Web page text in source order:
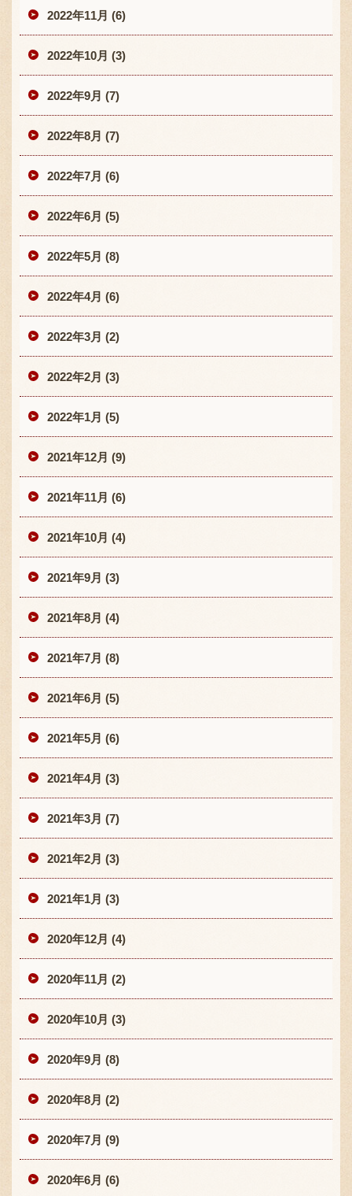
2022年11月 (6)
2022年10月 (3)
2022年9月 (7)
2022年8月 (7)
2022年7月 (6)
2022年6月 (5)
2022年5月 (8)
2022年4月 (6)
2022年3月 (2)
2022年2月 (3)
2022年1月 (5)
2021年12月 (9)
2021年11月 (6)
2021年10月 (4)
2021年9月 (3)
2021年8月 (4)
2021年7月 (8)
2021年6月 (5)
2021年5月 (6)
2021年4月 (3)
2021年3月 (7)
2021年2月 (3)
2021年1月 (3)
2020年12月 (4)
2020年11月 (2)
2020年10月 (3)
2020年9月 (8)
2020年8月 (2)
2020年7月 (9)
2020年6月 (6)